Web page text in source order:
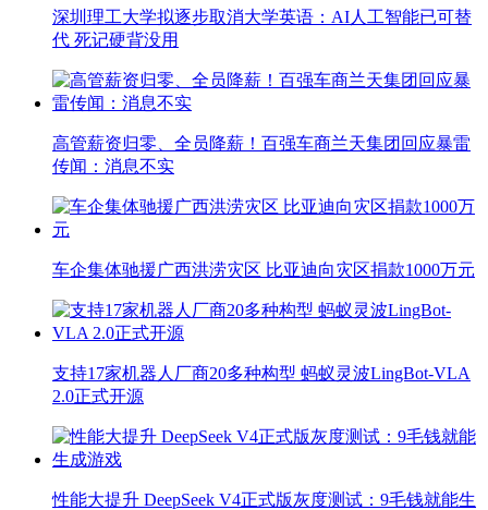
深圳理工大学拟逐步取消大学英语：AI人工智能已可替
代 死记硬背没用
高管薪资归零、全员降薪！百强车商兰天集团回应暴雷
传闻：消息不实
车企集体驰援广西洪涝灾区 比亚迪向灾区捐款1000万元
支持17家机器人厂商20多种构型 蚂蚁灵波LingBot-VLA
2.0正式开源
性能大提升 DeepSeek V4正式版灰度测试：9毛钱就能生